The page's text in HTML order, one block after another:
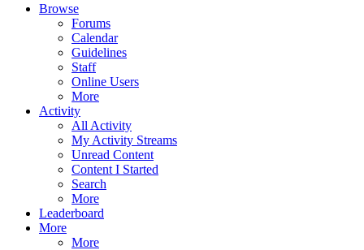
Browse
Forums
Calendar
Guidelines
Staff
Online Users
More
Activity
All Activity
My Activity Streams
Unread Content
Content I Started
Search
More
Leaderboard
More
More